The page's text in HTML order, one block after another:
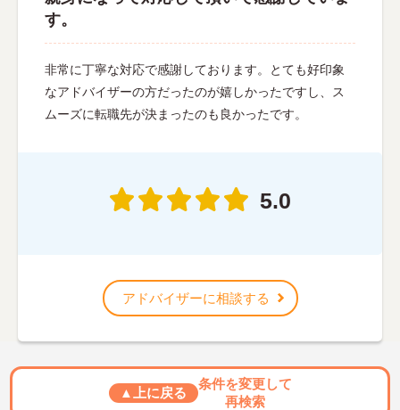
す。
非常に丁寧な対応で感謝しております。とても好印象
なアドバイザーの方だったのが嬉しかったですし、ス
ムーズに転職先が決まったのも良かったです。
5.0
アドバイザーに相談する
▲上に戻る
条件を変更して
再検索